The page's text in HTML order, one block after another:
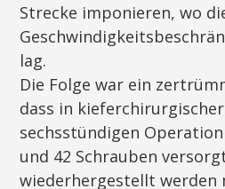
Strecke imponieren, wo
lag.
Die Folge war ein
dass in
sechsstündigen
und 42 Schrauben
wiederhergestellt werden